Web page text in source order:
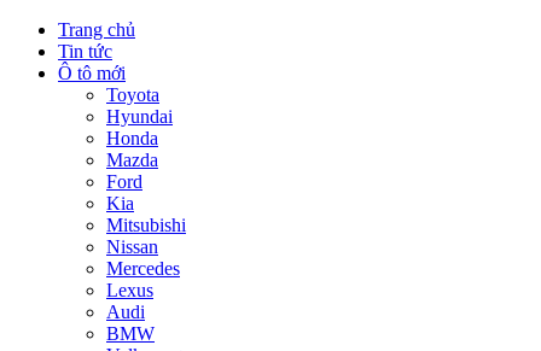
Trang chủ
Tin tức
Ô tô mới
Toyota
Hyundai
Honda
Mazda
Ford
Kia
Mitsubishi
Nissan
Mercedes
Lexus
Audi
BMW